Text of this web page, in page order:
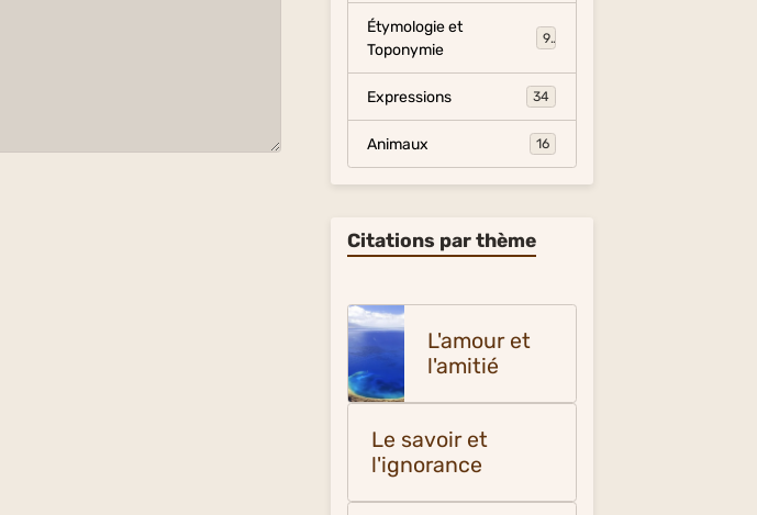
Étymologie et
Toponymie
9
Expressions 34
Animaux 16
Citations par thème
L'amour et
l'amitié
Le savoir et
l'ignorance